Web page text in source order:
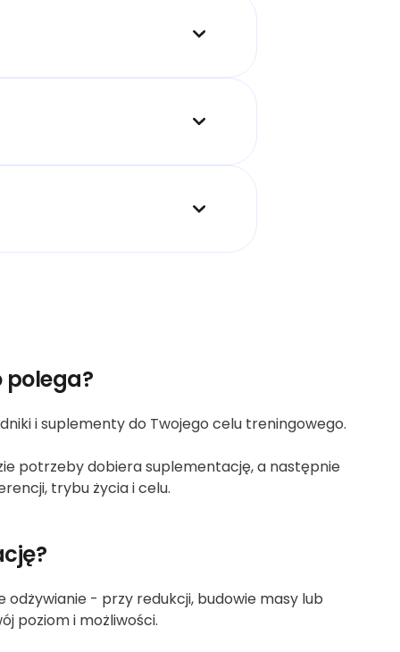
polega?
i suplementy do Twojego celu treningowego.
potrzeby dobiera suplementację, a następnie
trybu życia i celu.
- przy redukcji, budowie masy lub
poziom i możliwości.